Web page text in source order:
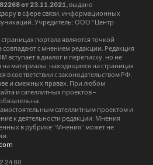
от 23.11.2021, выдано
в сфере связи, информационных
Учредитель: ООО “Центр
портала являются точкой
совпадают с мнением редакции. Редакция
вступает в диалог и переписку, но не
на материалы, находящиеся на страницах
в соответствии с законодательством РФ,
и смежных правах. При любом
и сателлитных проектов –
сателлитным проектом и
к деятельности редакции. Мнения
в рубрике “Мнения” может не
24 80